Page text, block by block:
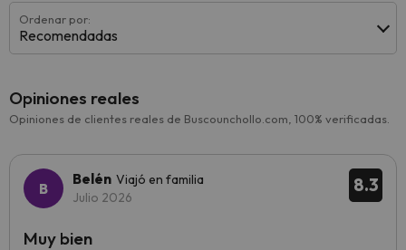
Ordenar por:
Recomendadas
Opiniones reales
Opiniones de clientes reales de Buscounchollo.com, 100% verificadas.
8.3
Belén Viajó en familia
Julio 2026
Muy bien